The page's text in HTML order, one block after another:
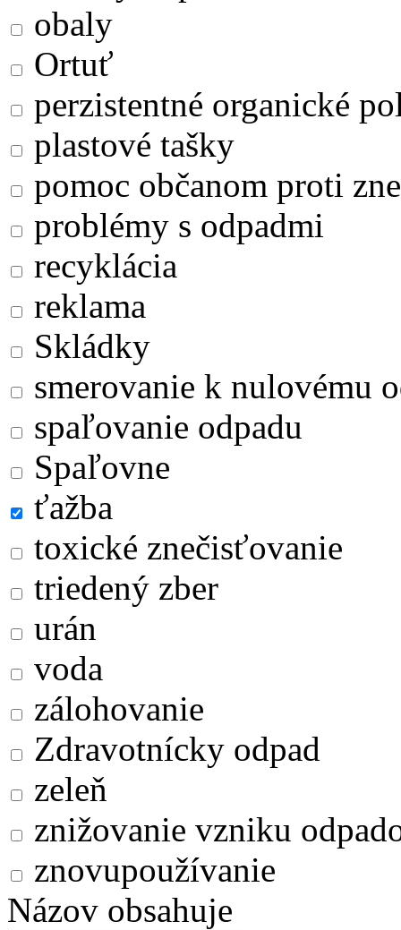
obaly
Ortuť
perzistentné organické
plastové tašky
pomoc občanom proti
problémy s odpadmi
recyklácia
reklama
Skládky
smerovanie k nulovému
spaľovanie odpadu
Spaľovne
ťažba
toxické znečisťovanie
triedený zber
urán
voda
zálohovanie
Zdravotnícky odpad
zeleň
znižovanie vzniku
znovupoužívanie
Názov obsahuje